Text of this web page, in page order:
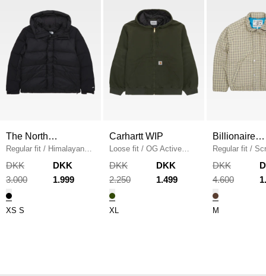
The North
Face
Regular fit / Himalayan
Down Parka
BLACK
DKK
3.000
DKK
1.999
XS S
Carhartt WIP
Loose fit / OG Active
Jacket
OLIVE STONE
DKK
2.250
DKK
1.499
XL
Billionaire
Boys Club
Regular fit /
Puffer Jacket
/
DKK
4.600
M